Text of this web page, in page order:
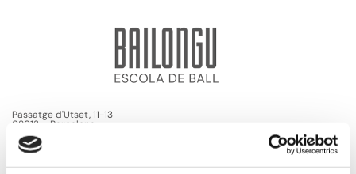
Passatge d'Utset, 11-13
08013 – Barcelona
932 471 602
680 455 807